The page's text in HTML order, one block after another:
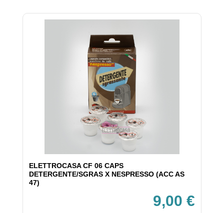
ELETTROCASA CF 06 CAPS
DETERGENTE/SGRAS X NESPRESSO (ACC AS
47)
9,00 €